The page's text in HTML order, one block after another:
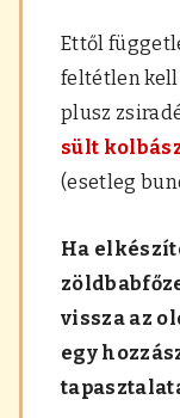
Ettől
feltétlen kell
plusz
sült
(esetleg
Ha
vissza az
egy